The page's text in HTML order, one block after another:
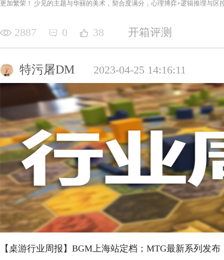
更加繁荣！ 少见的主题与华丽的美术，契合度满分，心理博弈+逻辑推理与区
2887 0 38 开箱评测
特污屠DM 2023-04-25 14:16:11
【桌游行业周报】BGM上海站定档；MTG最新系列发布